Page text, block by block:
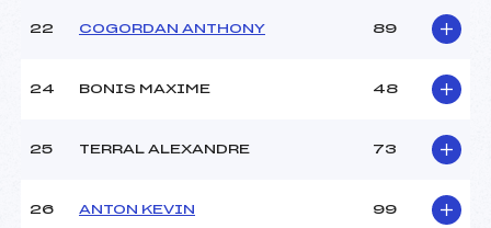
22 COGORDAN ANTHONY 89
24 BONIS MAXIME 48
25 TERRAL ALEXANDRE 73
26 ANTON KEVIN 99